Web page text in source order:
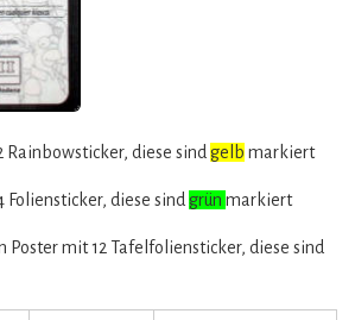
Rainbowsticker, diese sindgelb markiert
Foliensticker, diese sindgrün markiert
Poster mit 12 Tafelfoliensticker, diese sind